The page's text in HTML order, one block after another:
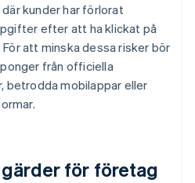
kunder har förlorat
efter att ha klickat på
att minska dessa risker bör
från officiella
betrodda mobilappar eller
för företag